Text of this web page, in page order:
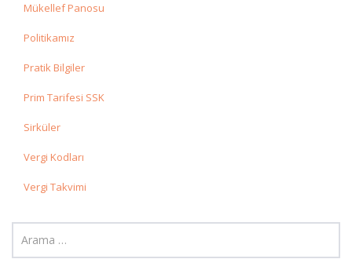
Mükellef Panosu
Politikamız
Pratik Bilgiler
Prim Tarifesi SSK
Sirküler
Vergi Kodları
Vergi Takvimi